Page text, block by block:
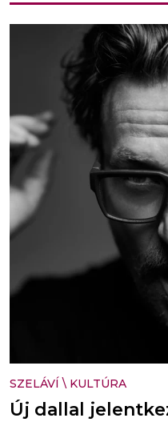
SZELÁVÍ \ KULTÚRA
Új dallal